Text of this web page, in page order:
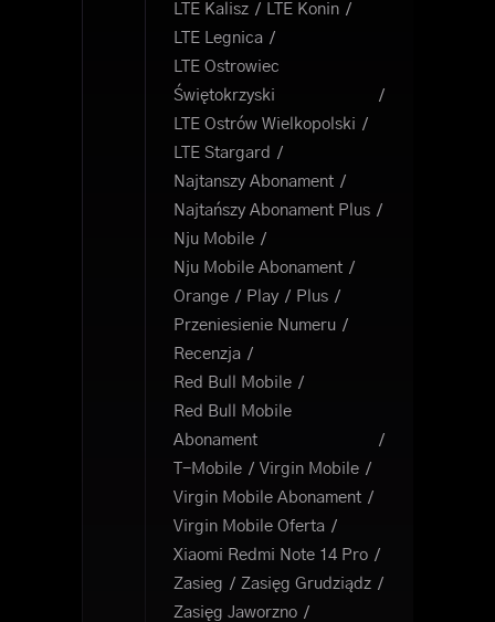
LTE Kalisz
LTE Konin
LTE Legnica
LTE Ostrowiec
Świętokrzyski
LTE Ostrów Wielkopolski
LTE Stargard
Najtanszy Abonament
Najtańszy Abonament Plus
Nju Mobile
Nju Mobile Abonament
Orange
Play
Plus
Przeniesienie Numeru
Recenzja
Red Bull Mobile
Red Bull Mobile
Abonament
T-Mobile
Virgin Mobile
Virgin Mobile Abonament
Virgin Mobile Oferta
Xiaomi Redmi Note 14 Pro
Zasieg
Zasięg Grudziądz
Zasięg Jaworzno